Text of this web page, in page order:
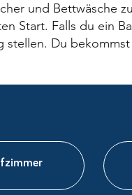
und Bettwäsche
Start. Falls du ein
stellen. Du